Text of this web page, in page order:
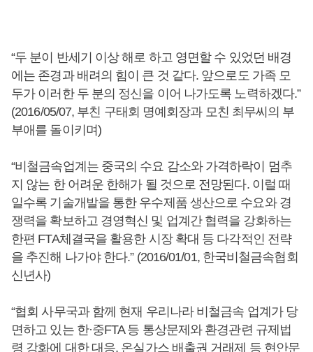
“두 분이 반세기 이상 해로 하고 영면할 수 있었던 배경
에는 존경과 배려의 힘이 큰 것 같다. 앞으로도 가족 모
두가 이러한 두 분의 정신을 이어 나가도록 노력하겠다.”
(2016/05/07, 부친 구태회 명예회장과 모친 최무씨의 부
부애를 돌이키며)
“비철금속업계는 중국의 수요 감소와 가격하락이 멈추
지 않는 한 어려운 한해가 될 것으로 전망된다. 이럴 때
일수록 기술개발을 통한 우수제품 생산으로 수요와 경
쟁력을 확보하고 경영혁신 및 업계간 협력을 강화하는
한편 FTA체결국을 활용한 시장 확대 등 다각적인 전략
을 추진해 나가야 한다.” (2016/01/01, 한국비철금속협회
신년사)
“협회 사무국과 함께 현재 우리나라 비철금속 업계가 당
면하고 있는 한·중FTA 등 통상문제와 환경관련 규제법
령 강화에 대한 대응, 온실가스 배출권 거래제 등 현안문